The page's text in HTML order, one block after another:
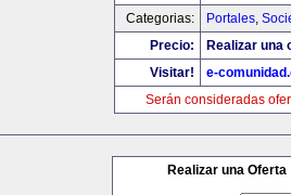
Categorias:
Portales,
Precio:
Realizar una
Visitar!
e-
Serán consideradas
Realizar una Oferta